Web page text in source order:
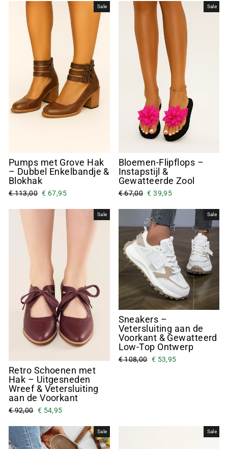
Sale
Pumps met Grove Hak
– Dubbel Enkelbandje &
Blokhak
€ 113,00 € 67,95
Sale
Bloemen-Flipflops –
Instapstijl &
Gewatteerde Zool
€ 67,00 € 39,95
Sale
Retro Schoenen met
Hak – Uitgesneden
Wreef & Vetersluiting
aan de Voorkant
€ 92,00 € 54,95
Sale
Sneakers –
Vetersluiting aan de
Voorkant & Gewatteerd
Low-Top Ontwerp
€ 108,00 € 53,95
Sale Sale